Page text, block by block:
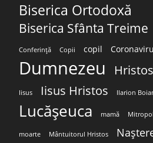
Biserica Ortodoxă
Biserica Sfânta Treime
Conferință Copii copil
Dumnezeu Hristos
Iisus Iisus Hristos Ilarion
Lucășeuca mamă
moarte Mântuitorul Hristos